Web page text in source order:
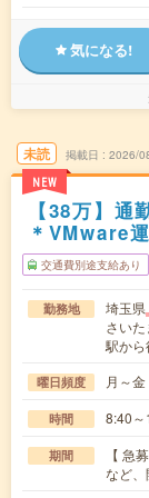
気になる!
未読
NEW
掲載日 2026/
【38万】通
＊VMware
交通費別途支給あり
勤務地 埼玉県
さい
駅か
曜日頻度 月～金
時間 8:40
期間
【 急
など、